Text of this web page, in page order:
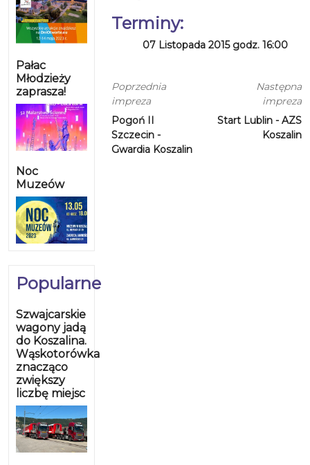
Pałac
Młodzieży
zaprasza!
Noc
Muzeów
Popularne
Szwajcarskie
wagony jadą
do Koszalina.
Wąskotorówka
znacząco
zwiększy
liczbę miejsc
Terminy:
07 Listopada 2015 godz. 16:00
Poprzednia
impreza
Pogoń II
Szczecin -
Gwardia Koszalin
Następna
impreza
Start Lublin - AZS
Koszalin